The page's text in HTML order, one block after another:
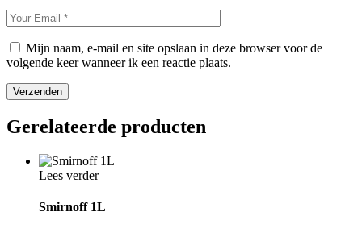
Mijn naam, e-mail en site opslaan in deze browser voor de
volgende keer wanneer ik een reactie plaats.
Verzenden
Gerelateerde producten
Lees verder
Smirnoff 1L